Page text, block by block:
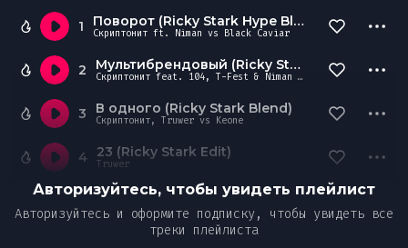
1 Поворот (Ricky Stark Hype Blend)
Скриптонит ft. Niman vs Black Caviar
2 Мультибрендовый (Ricky Stark Blend)
Скриптонит feat. 104, T-Fest & Niman Vs Jason Derulo
3 В одного (Ricky Stark Blend)
Скриптонит, Truwer vs Keone
4 23 (Ricky Stark Edit)
Truwer
Авторизуйтесь, чтобы увидеть плейлист
Авторизуйтесь и оформите подписку, чтобы увидеть все
треки плейлиста